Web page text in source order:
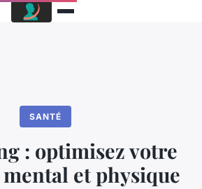
SANTÉ
: optimisez votre
et physique